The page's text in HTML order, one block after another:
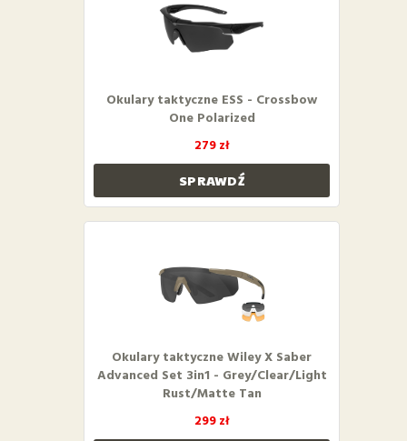
Okulary taktyczne ESS - Crossbow
One Polarized
279 zł
SPRAWDŹ
Okulary taktyczne Wiley X Saber
Advanced Set 3in1 - Grey/Clear/Light
Rust/Matte Tan
299 zł